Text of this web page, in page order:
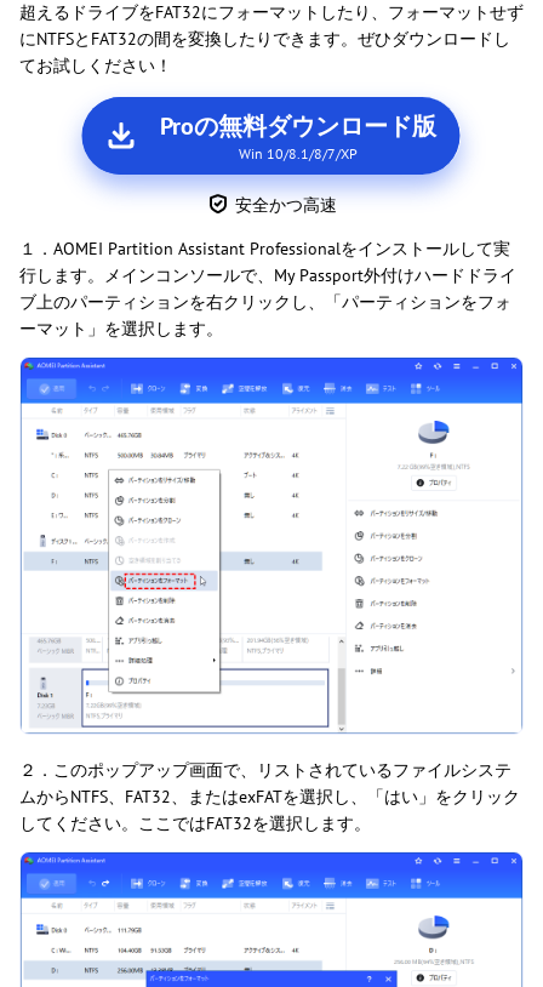
超えるドライブをFAT32にフォーマットしたり、フォーマットせず
にNTFSとFAT32の間を変換したりできます。ぜひダウンロードし
てお試しください！
Proの無料ダウンロード版
Win 10/8.1/8/7/XP
安全かつ高速
１．AOMEI Partition Assistant Professionalをインストールして実
行します。メインコンソールで、My Passport外付けハードドライ
ブ上のパーティションを右クリックし、「パーティションをフォ
ーマット」を選択します。
２．このポップアップ画面で、リストされているファイルシステ
ムからNTFS、FAT32、またはexFATを選択し、「はい」をクリック
してください。ここではFAT32を選択します。